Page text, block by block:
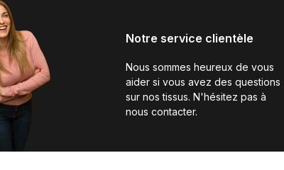
Notre service clientèle
Nous sommes heureux de vous
aider si vous avez des questions
sur nos tissus. N'hésitez pas à
nous contacter.